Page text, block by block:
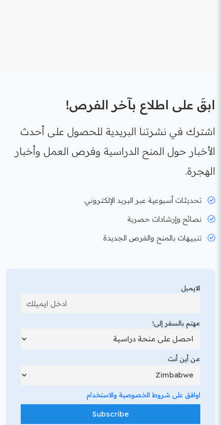
ابقَ على اطلاع بآخر الفرص!
اشترك في نشرتنا البريدية للحصول على أحدث
الأخبار حول المنح الدراسية وفرص العمل وأخبار
الهجرة.
تحديثات أسبوعية عبر البريد الإلكتروني
نصائح وإرشادات حصرية
تنبيهات بالمنح والفرص الجديدة
الايميل
مهتم بالسفر إلى!
من أين أنت
اوافق على شروط الخصوصية والاستخدام